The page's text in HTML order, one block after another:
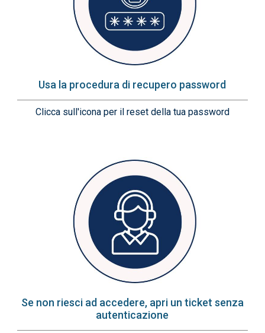
Usa la procedura di recupero password
Clicca sull'icona per il reset della tua password
Se non riesci ad accedere, apri un ticket senza
autenticazione